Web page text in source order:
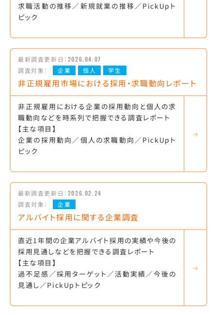
求職活動の推移／新規就業の推移／PickUpト
ピック
最新調査更新日： 2026.04.07
調査対象：
企業 個人 学生
非正規雇用市場における採用・求職動向レポート
非正規雇用における企業の採用動向と個人の求
職動向などを時系列で把握できる調査レポート
【主な項目】
企業の採用動向／個人の求職動向／PickUpト
ピック
最新調査更新日： 2026.02.24
調査対象：
企業
アルバイト採用に関する企業調査
直近1年間の企業アルバイト採用の実績や今後の
採用見通しなどを把握できる調査レポート
【主な項目】
過不足感／採用ターゲット／活動実績／今後の
見通し／PickUpトピック